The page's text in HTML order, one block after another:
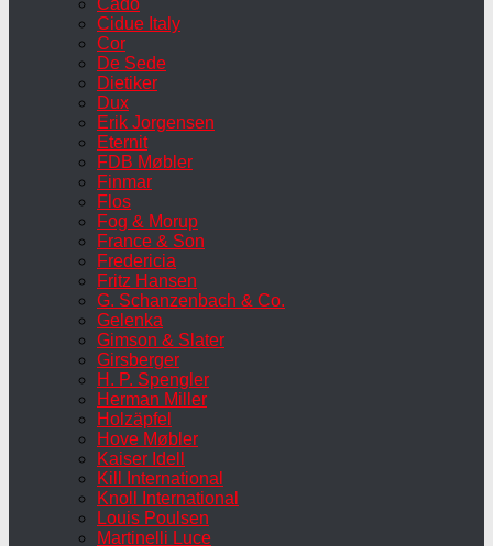
Cidue Italy
Cor
De Sede
Dietiker
Dux
Erik Jorgensen
Eternit
FDB Møbler
Finmar
Flos
Fog & Morup
France & Son
Fredericia
Fritz Hansen
G. Schanzenbach & Co.
Gelenka
Gimson & Slater
Girsberger
H. P. Spengler
Herman Miller
Holzäpfel
Hove Møbler
Kaiser Idell
Kill International
Knoll International
Louis Poulsen
Martinelli Luce